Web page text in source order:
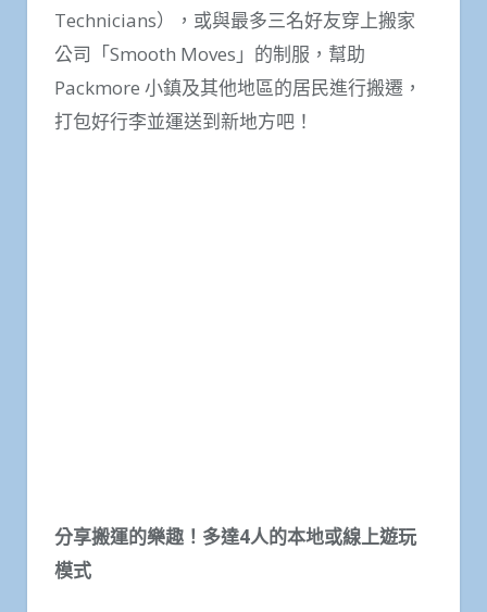
Technicians），或與最多三名好友穿上搬家
公司「Smooth Moves」的制服，幫助
Packmore 小鎮及其他地區的居民進行搬遷，
打包好行李並運送到新地方吧！
分享搬運的樂趣！多達4人的本地或線上遊玩
模式